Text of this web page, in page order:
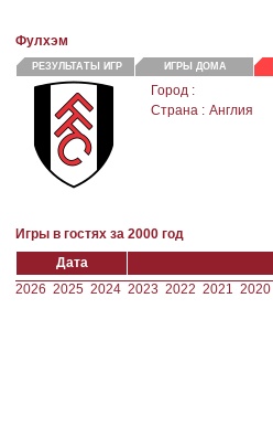
Фулхэм
РЕЗУЛЬТАТЫ ИГР ИГРЫ ДОМА
Город :
Страна : Англия
Игры в гостях за 2000 год
Дата
2026 2025 2024 2023 2022 2021 2020